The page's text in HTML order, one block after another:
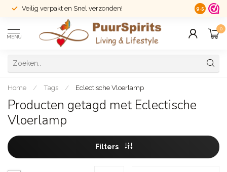
Veilig verpakt en Snel verzonden! 14 dagen
9.5
MENU
0
Home / Tags / Eclectische Vloerlamp
Producten getagd met Eclectische
Vloerlamp
Filters